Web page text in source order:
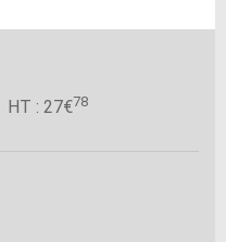
HT : 27€78